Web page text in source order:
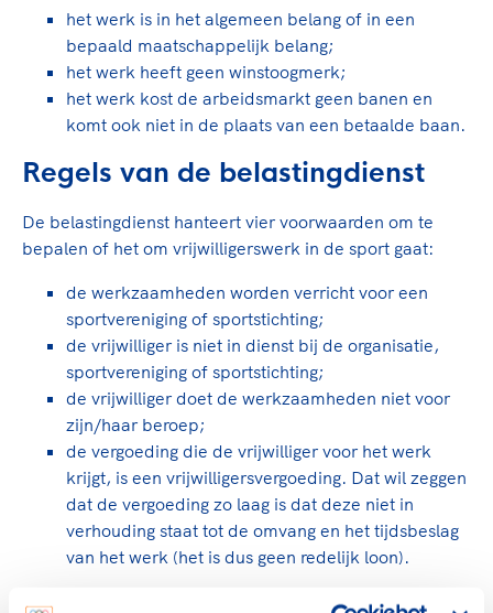
Sport gaat niet vanzelf
Sport verenigt. Op sportclubs, pleintjes, tijdens
een rondje fietsen, door samen te skaten of naar
de sportschool te gaan. Door samen te juichen
voor Sifan Hassan, Rico Verhoeven, Diede de
Groot en het Nederlands Elftal. Of met trots te
genieten van de karatewedstrijd van je dochter,
de halve marathon van je moeder of de
hockeywedstrijd van je buurjongen.
Lees verder
High5 Stappenplan
Ruimte voor sport
Clubondersteuning
Beroepskrachten
Samen voor een veilige
sportomgeving
Voor welk gedrag staat de club? Wat mag wel
langs de lijn, in de kleedkamer, kantine en online?
En wat mag vooral niet? Een gedragscode geeft
hier richting aan en is dus een belangrijk
onderdeel van het clubbeleid rondom gewenst en
ongewenst gedrag.
Lees verder
Maatschappelijke waarde topsport
Top teamsportcompetities
De TeamNL Academie
De TeamNL Academie biedt een leer- en
ontwikkelprogramma voor de volgende functies
binnen TeamNL programma's: experts, coaches,
toekomstig kader.
Lees verder
het werk is in het algemeen belang of in een
bepaald maatschappelijk belang;
het werk heeft geen winstoogmerk;
het werk kost de arbeidsmarkt geen banen en
komt ook niet in de plaats van een betaalde baan.
Regels van de belastingdienst
De belastingdienst hanteert vier voorwaarden om te
bepalen of het om vrijwilligerswerk in de sport gaat:
de werkzaamheden worden verricht voor een
sportvereniging of sportstichting;
de vrijwilliger is niet in dienst bij de organisatie,
sportvereniging of sportstichting;
de vrijwilliger doet de werkzaamheden niet voor
zijn/haar beroep;
de vergoeding die de vrijwilliger voor het werk
krijgt, is een vrijwilligersvergoeding. Dat wil zeggen
dat de vergoeding zo laag is dat deze niet in
verhouding staat tot de omvang en het tijdsbeslag
van het werk (het is dus geen redelijk loon).
Wanneer een vrijwilliger van jouw sportclub aan alle